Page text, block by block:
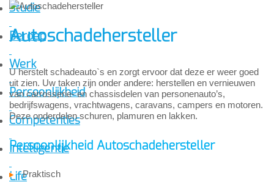
Studie
Beroep
Werk
Persoonlijkheid
Competenties
Intelligentie
Life
Autoschadehersteller
U herstelt schadeauto`s en zorgt ervoor dat deze er weer goed
uit zien. Uw taken zijn onder andere: herstellen en vernieuwen
van carrosserie- en chassisdelen van personenauto’s,
bedrijfswagens, vrachtwagens, caravans, campers en motoren.
Deze onderdelen schuren, plamuren en lakken.
Persoonlijkheid Autoschadehersteller
Praktisch